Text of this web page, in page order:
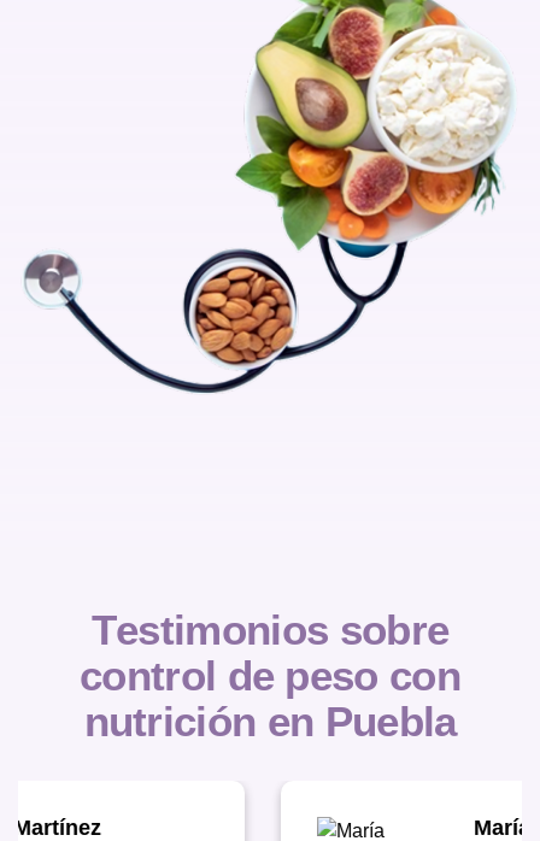
Testimonios sobre
control de peso con
nutrición en Puebla
María Rodríguez